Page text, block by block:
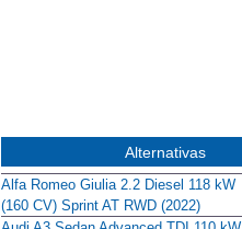
Alternativas
Alfa Romeo Giulia 2.2 Diesel 118 kW
(160 CV) Sprint AT RWD (2022)